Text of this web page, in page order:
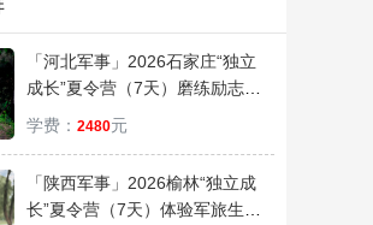
「河北军事」2026石家庄“独立
成长”夏令营（7天）磨练励志，
塑造自信！
学费： 2480元
「陕西军事」2026榆林“独立成
长”夏令营（7天）体验军旅生活